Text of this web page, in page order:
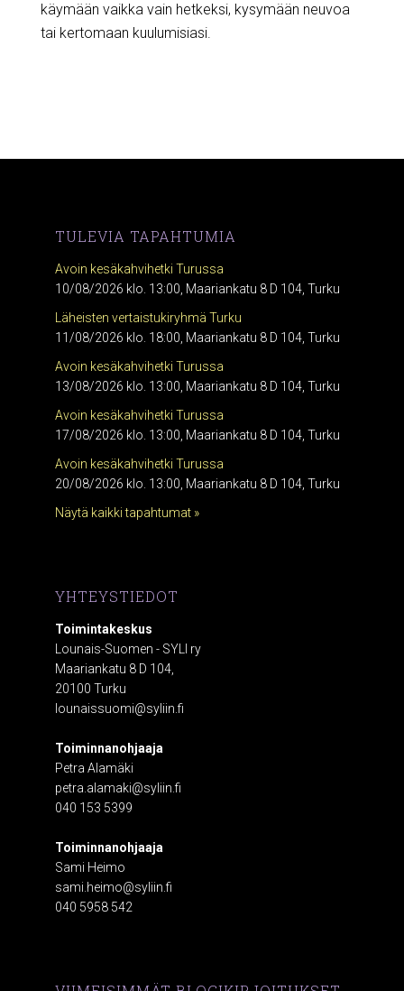
käymään vaikka vain hetkeksi, kysymään neuvoa
tai kertomaan kuulumisiasi.
TULEVIA TAPAHTUMIA
Avoin kesäkahvihetki Turussa
10/08/2026 klo. 13:00, Maariankatu 8 D 104, Turku
Läheisten vertaistukiryhmä Turku
11/08/2026 klo. 18:00, Maariankatu 8 D 104, Turku
Avoin kesäkahvihetki Turussa
13/08/2026 klo. 13:00, Maariankatu 8 D 104, Turku
Avoin kesäkahvihetki Turussa
17/08/2026 klo. 13:00, Maariankatu 8 D 104, Turku
Avoin kesäkahvihetki Turussa
20/08/2026 klo. 13:00, Maariankatu 8 D 104, Turku
Näytä kaikki tapahtumat »
YHTEYSTIEDOT
Toimintakeskus
Lounais-Suomen - SYLI ry
Maariankatu 8 D 104,
20100 Turku
lounaissuomi@syliin.fi
Toiminnanohjaaja
Petra Alamäki
petra.alamaki@syliin.fi
040 153 5399
Toiminnanohjaaja
Sami Heimo
sami.heimo@syliin.fi
040 5958 542